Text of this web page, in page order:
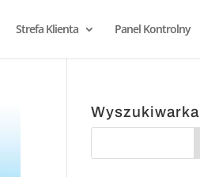
Strefa Klienta Panel Kontrolny
Wyszukiwarka